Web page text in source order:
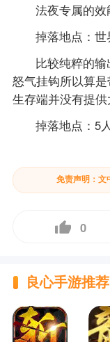
法夜专属的效
掉落地点：世
比较纯粹的
怒气挂钩所以算是
生存端并没有提供
掉落地点：5
免责声明：文
0
良心手游推荐